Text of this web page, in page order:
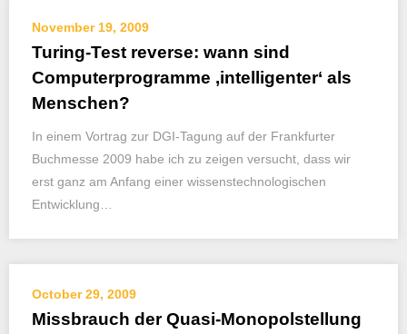
November 19, 2009
Turing-Test reverse: wann sind
Computerprogramme ‚intelligenter‘ als
Menschen?
In einem Vortrag zur DGI-Tagung auf der Frankfurter
Buchmesse 2009 habe ich zu zeigen versucht, dass wir
erst ganz am Anfang einer wissenstechnologischen
Entwicklung…
October 29, 2009
Missbrauch der Quasi-Monopolstellung